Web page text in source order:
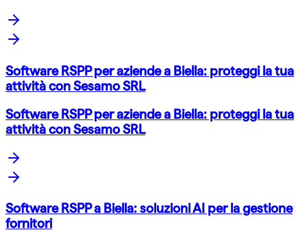
Software RSPP per aziende a Biella: proteggi la tua
attività con Sesamo SRL
Software RSPP per aziende a Biella: proteggi la tua
attività con Sesamo SRL
Software RSPP a Biella: soluzioni AI per la gestione
fornitori